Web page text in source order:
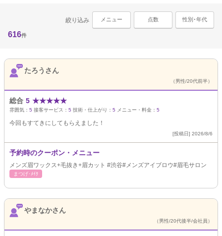
絞り込み メニュー 点数 性別･年代
616件
たろうさん
（男性/20代前半）
総合 5 ★★★★★
雰囲気： 5 接客サービス： 5 技術・仕上がり： 5 メニュー・料金： 5
今回もすてきにしてもらえました！
[投稿日] 2026/8/6
予約時のクーポン・メニュー
メンズ眉ワックス+毛抜き+眉カット #渋谷#メンズアイブロウ#眉毛サロン
まつげ･ﾒｲｸ
やまなかさん
（男性/20代後半/会社員）